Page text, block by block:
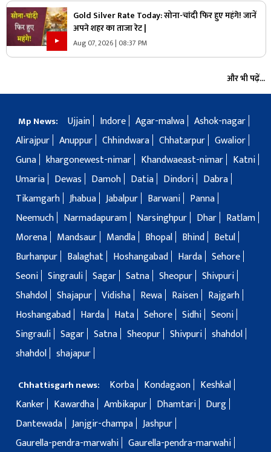
Gold Silver Rate Today: सोना-चांदी फिर हुए महंगे! जानें
अपने शहर का ताजा रेट |
Aug 07, 2026 | 08:37 PM
और भी पढ़ें...
Mp News: Ujjain Indore Agar-malwa Ashok-nagar
Alirajpur Anuppur Chhindwara Chhatarpur Gwalior
Guna khargonewest-nimar Khandwaeast-nimar
Katni
Umaria
Dewas Damoh Datia Dindori
Dabra
Tikamgarh Jhabua Jabalpur Barwani
Panna
Neemuch
Narmadapuram Narsinghpur Dhar
Ratlam
Morena
Mandsaur Mandla Bhopal Bhind
Betul
Burhanpur
Balaghat Hoshangabad Harda Sehore
Seoni Singrauli Sagar Satna Sheopur Shivpuri
Shahdol Shajapur Vidisha Rewa Raisen
Rajgarh
Hoshangabad
Harda Hata Sehore Sidhi Seoni
Singrauli Sagar Satna Sheopur Shivpuri shahdol
shahdol shajapur
Chhattisgarh news: Korba Kondagaon
Keshkal
Kanker
Kawardha Ambikapur Dhamtari
Durg
Dantewada Janjgir-champa Jashpur
Gaurella-pendra-marwahi Gaurella-pendra-marwahi